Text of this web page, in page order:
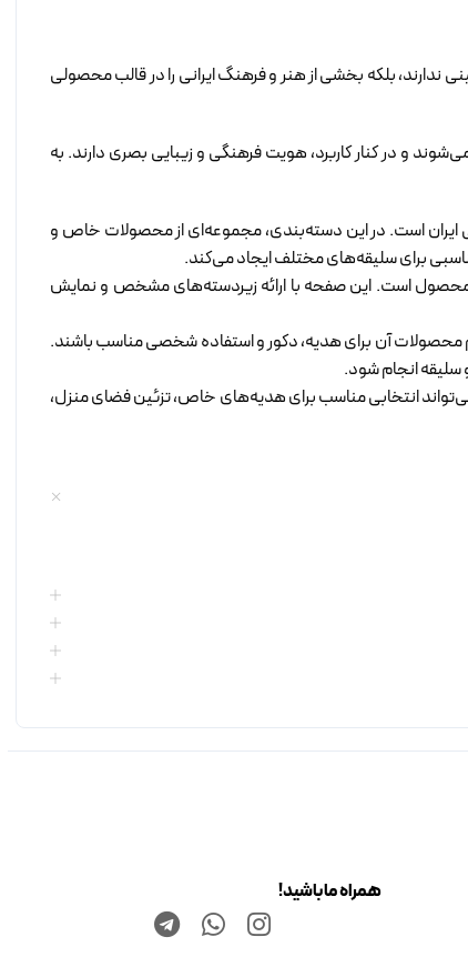
ندارند، بلکه بخشی از هنر و فرهنگ ایرانی را در قالب محصولی
و در کنار کاربرد، هویت فرهنگی و زیبایی بصری دارند. به
ایران است. در این دسته‌بندی، مجموعه‌ای از محصولات خاص و
برای سلیقه‌های مختلف ایجاد می‌کند.
محصول است. این صفحه با ارائه زیردسته‌های مشخص و نمایش
محصولات آن برای هدیه، دکور و استفاده شخصی مناسب باشند.
انجام شود.
انتخابی مناسب برای هدیه‌های خاص، تزئین فضای منزل،
همراه ما باشید!